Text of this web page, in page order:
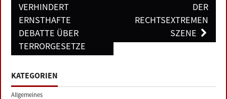
VERHINDERT
ERNSTHAFTE
DEBATTE ÜBER
TERRORGESETZE
DER
RECHTSEXTREMEN
SZENE
KATEGORIEN
Allgemeines